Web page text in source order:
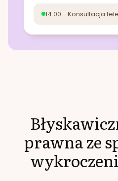
14:00 - Konsultacja
prawna ze